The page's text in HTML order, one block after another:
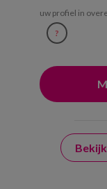
uw profiel in
?